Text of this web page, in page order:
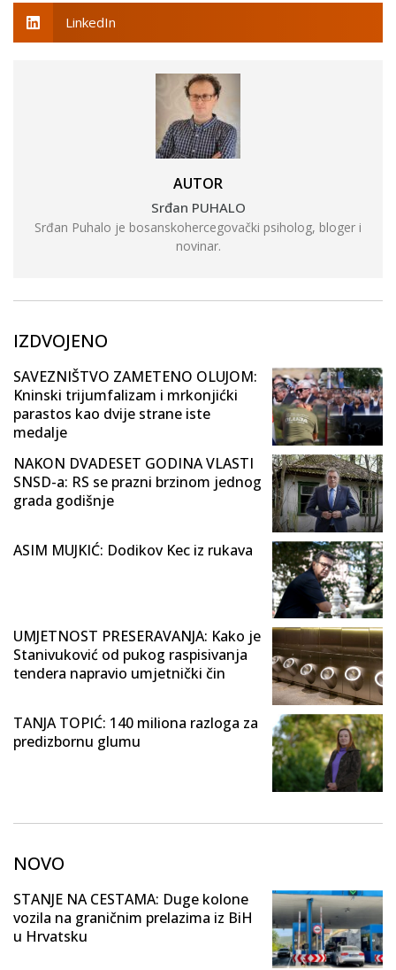
LinkedIn
AUTOR
Srđan PUHALO
Srđan Puhalo je bosanskohercegovački psiholog, bloger i
novinar.
IZDVOJENO
SAVEZNIŠTVO ZAMETENO OLUJOM:
Kninski trijumfalizam i mrkonjićki
parastos kao dvije strane iste
medalje
NAKON DVADESET GODINA VLASTI
SNSD-a: RS se prazni brzinom jednog
grada godišnje
ASIM MUJKIĆ: Dodikov Kec iz rukava
UMJETNOST PRESERAVANJA: Kako je
Stanivuković od pukog raspisivanja
tendera napravio umjetnički čin
TANJA TOPIĆ: 140 miliona razloga za
predizbornu glumu
NOVO
STANJE NA CESTAMA: Duge kolone
vozila na graničnim prelazima iz BiH
u Hrvatsku